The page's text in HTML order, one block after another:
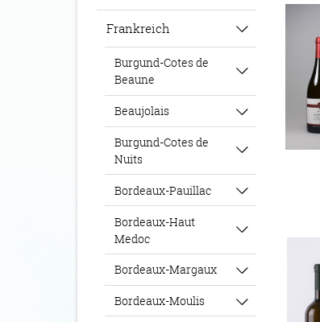
Frankreich
Burgund-Cotes de
Beaune
Beaujolais
Burgund-Cotes de
Nuits
Bordeaux-Pauillac
Bordeaux-Haut
Medoc
Bordeaux-Margaux
Bordeaux-Moulis